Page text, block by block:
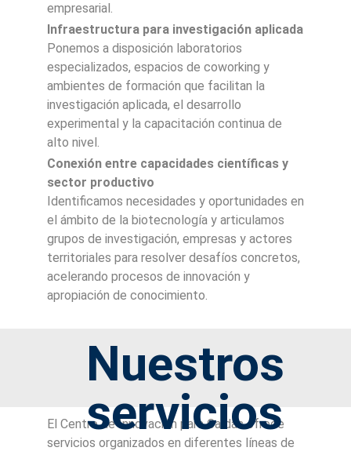
empresarial.
Infraestructura para investigación aplicada
Ponemos a disposición laboratorios
especializados, espacios de coworking y
ambientes de formación que facilitan la
investigación aplicada, el desarrollo
experimental y la capacitación continua de
alto nivel.
Conexión entre capacidades científicas y
sector productivo
Identificamos necesidades y oportunidades en
el ámbito de la biotecnología y articulamos
grupos de investigación, empresas y actores
territoriales para resolver desafíos concretos,
acelerando procesos de innovación y
apropiación de conocimiento.
Nuestros
servicios
El Centro de Innovación para Caldas ofrece
servicios organizados en diferentes líneas de